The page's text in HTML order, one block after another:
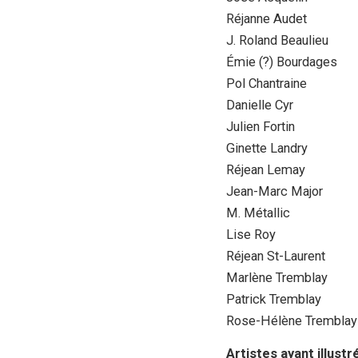
Réjanne Audet
J. Roland Beaulieu
Émie (?) Bourdages
Pol Chantraine
Danielle Cyr
Julien Fortin
Ginette Landry
Réjean Lemay
Jean-Marc Major
M. Métallic
Lise Roy
Réjean St-Laurent
Marlène Tremblay
Patrick Tremblay
Rose-Hélène Tremblay
Artistes ayant